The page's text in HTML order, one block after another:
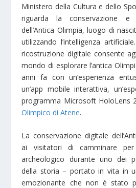
Ministero della Cultura e dello
riguarda la conservazione
dell’Antica Olimpia, luogo di
utilizzando l’intelligenza
ricostruzione digitale consente
mondo di esplorare l’antica
anni fa con un’esperienza
un’app mobile interattiva,
programma Microsoft HoloLens
Olimpico di Atene.
La conservazione digitale
ai visitatori di camminare
archeologico durante uno dei
della storia – portato in vita in
emozionante che non è stato